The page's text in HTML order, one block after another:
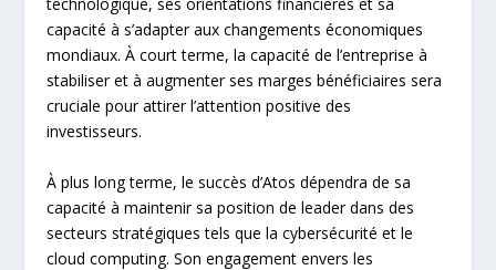
technologique, ses orientations financières et sa
capacité à s’adapter aux changements économiques
mondiaux. À court terme, la capacité de l’entreprise à
stabiliser et à augmenter ses marges bénéficiaires sera
cruciale pour attirer l’attention positive des
investisseurs.
À plus long terme, le succès d’Atos dépendra de sa
capacité à maintenir sa position de leader dans des
secteurs stratégiques tels que la cybersécurité et le
cloud computing. Son engagement envers les